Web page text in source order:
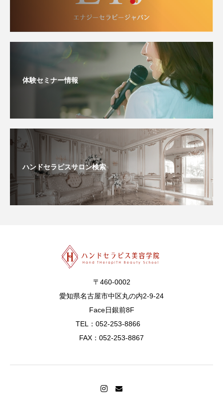
体験セミナー情報
ハンドセラピスサロン検索
〒460-0002
愛知県名古屋市中区丸の内2-9-24
Face日銀前8F
TEL：052-253-8866
FAX：052-253-8867